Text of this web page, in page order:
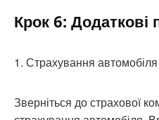
Крок 6: Додаткові
1. Страхування автомобіля
Зверніться до страхової